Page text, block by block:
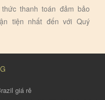
thanh toán đảm bảo
tiện nhất đến với Quý
giá rẻ